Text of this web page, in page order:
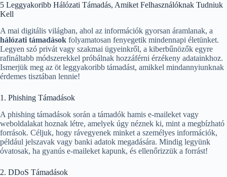
5 Leggyakoribb Hálózati Támadás, Amiket Felhasználóknak Tudniuk
Kell
A mai digitális világban, ahol az információk gyorsan áramlanak, a
hálózati támadások folyamatosan fenyegetik mindennapi életünket.
Legyen szó privát vagy szakmai ügyeinkről, a kiberbűnözők egyre
rafináltabb módszerekkel próbálnak hozzáférni érzékeny adatainkhoz.
Ismerjük meg az öt leggyakoribb támadást, amikkel mindannyiunknak
érdemes tisztában lennie!
1. Phishing Támadások
A phishing támadások során a támadók hamis e-maileket vagy
weboldalakat hoznak létre, amelyek úgy néznek ki, mint a megbízható
források. Céljuk, hogy rávegyenek minket a személyes információk,
például jelszavak vagy banki adatok megadására. Mindig legyünk
óvatosak, ha gyanús e-maileket kapunk, és ellenőrizzük a forrást!
2. DDoS Támadások